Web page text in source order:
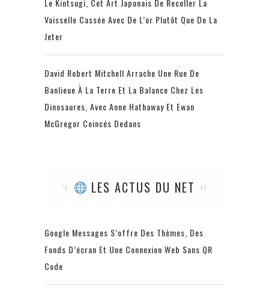
Le Kintsugi, Cet Art Japonais De Recoller La
Vaisselle Cassée Avec De L’or Plutôt Que De La
Jeter
David Robert Mitchell Arrache Une Rue De
Banlieue À La Terre Et La Balance Chez Les
Dinosaures, Avec Anne Hathaway Et Ewan
McGregor Coincés Dedans
LES ACTUS DU NET
Google Messages S’offre Des Thèmes, Des
Fonds D’écran Et Une Connexion Web Sans QR
Code